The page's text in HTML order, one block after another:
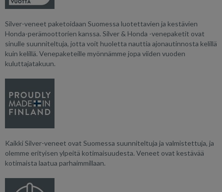
Silver-veneet paketoidaan Suomessa luotettavien ja kestävien
Honda-perämoottorien kanssa. Silver & Honda -venepaketit ovat
sinulle suunniteltuja, jotta voit huoletta nauttia ajonautinnosta kelillä
kuin kelillä. Venepaketeille myönnämme jopa viiden vuoden
kuluttajatakuun.
Kaikki Silver-veneet ovat Suomessa suunniteltuja ja valmistettuja, ja
olemme erityisen ylpeitä kotimaisuudesta. Veneet ovat kestävää
kotimaista laatua parhaimmillaan.